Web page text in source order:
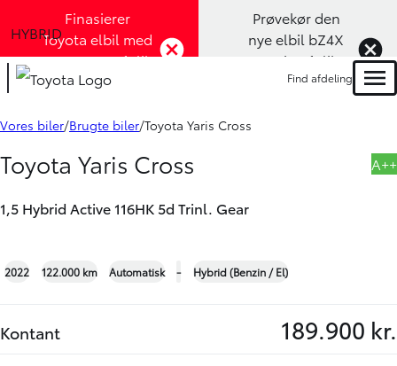
Finasierer
Toyota elbil med
1,99% rente (Klik
her)
Prøvekør den
nye elbil bZ4X
Touring (Klik
her)
Find afdeling
Book prøvetur
Vores biler Brugte biler Toyota Yaris Cross
Toyota Yaris Cross
1,5 Hybrid Active 116HK 5d Trinl. Gear
A++
HYBRID
2022 122.000 km Automatisk - Hybrid (Benzin / El)
Kontant 189.900 kr.